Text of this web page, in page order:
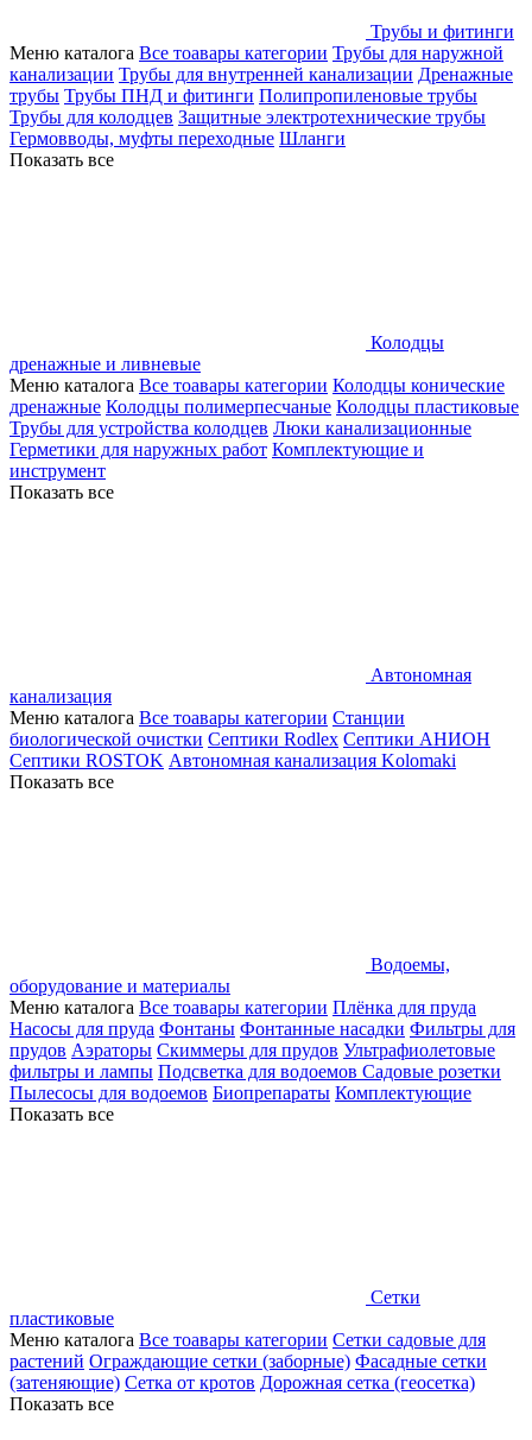
Трубы и фитинги
Меню каталога Все тоавары категории Трубы для наружной
канализации Трубы для внутренней канализации Дренажные
трубы Трубы ПНД и фитинги Полипропиленовые трубы
Трубы для колодцев Защитные электротехнические трубы
Гермовводы, муфты переходные Шланги
Показать все
Колодцы
дренажные и ливневые
Меню каталога Все тоавары категории Колодцы конические
дренажные Колодцы полимерпесчаные Колодцы пластиковые
Трубы для устройства колодцев Люки канализационные
Герметики для наружных работ Комплектующие и
инструмент
Показать все
Автономная
канализация
Меню каталога Все тоавары категории Станции
биологической очистки Септики Rodlex Септики АНИОН
Септики ROSTOK Автономная канализация Kolomaki
Показать все
Водоемы,
оборудование и материалы
Меню каталога Все тоавары категории Плёнка для пруда
Насосы для пруда Фонтаны Фонтанные насадки Фильтры для
прудов Аэраторы Скиммеры для прудов Ультрафиолетовые
фильтры и лампы Подсветка для водоемов Садовые розетки
Пылесосы для водоемов Биопрепараты Комплектующие
Показать все
Сетки
пластиковые
Меню каталога Все тоавары категории Сетки садовые для
растений Ограждающие сетки (заборные) Фасадные сетки
(затеняющие) Сетка от кротов Дорожная сетка (геосетка)
Показать все